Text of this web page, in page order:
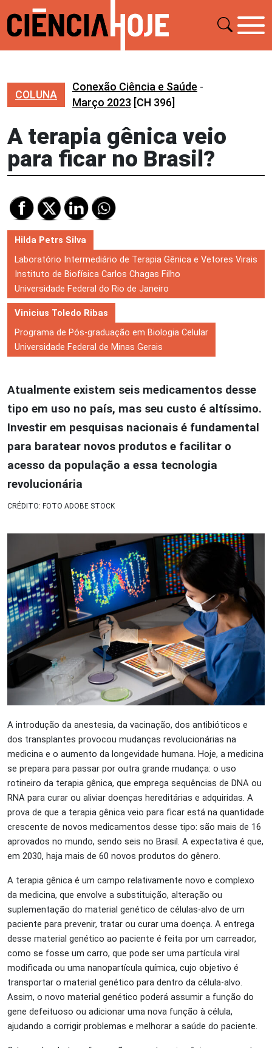
COLUNA
Conexão Ciência e Saúde -
Março 2023 [CH 396]
A terapia gênica veio
para ficar no Brasil?
Hilda Petrs Silva
Laboratório Intermediário de Terapia Gênica e Vetores Virais
Instituto de Biofísica Carlos Chagas Filho
Universidade Federal do Rio de Janeiro
Vinicius Toledo Ribas
Programa de Pós-graduação em Biologia Celular
Universidade Federal de Minas Gerais
Atualmente existem seis medicamentos desse
tipo em uso no país, mas seu custo é altíssimo.
Investir em pesquisas nacionais é fundamental
para baratear novos produtos e facilitar o
acesso da população a essa tecnologia
revolucionária
CRÉDITO: FOTO ADOBE STOCK
A introdução da anestesia, da vacinação, dos antibióticos e
dos transplantes provocou mudanças revolucionárias na
medicina e o aumento da longevidade humana. Hoje, a medicina
se prepara para passar por outra grande mudança: o uso
rotineiro da terapia gênica, que emprega sequências de DNA ou
RNA para curar ou aliviar doenças hereditárias e adquiridas. A
prova de que a terapia gênica veio para ficar está na quantidade
crescente de novos medicamentos desse tipo: são mais de 16
aprovados no mundo, sendo seis no Brasil. A expectativa é que,
em 2030, haja mais de 60 novos produtos do gênero.
A terapia gênica é um campo relativamente novo e complexo
da medicina, que envolve a substituição, alteração ou
suplementação do material genético de células-alvo de um
paciente para prevenir, tratar ou curar uma doença. A entrega
desse material genético ao paciente é feita por um carreador,
como se fosse um carro, que pode ser uma partícula viral
modificada ou uma nanopartícula química, cujo objetivo é
transportar o material genético para dentro da célula-alvo.
Assim, o novo material genético poderá assumir a função do
gene defeituoso ou adicionar uma nova função à célula,
ajudando a corrigir problemas e melhorar a saúde do paciente.